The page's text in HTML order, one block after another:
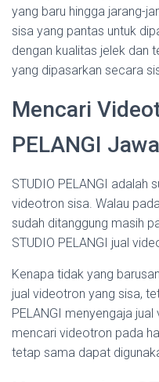
yang baru hingga jarang-
sisa yang pantas untuk
dengan kualitas jelek dan
yang dipasarkan secara
Mencari
PELANGI
STUDIO PELANGI adalah
videotron sisa. Walau
sudah ditanggung masih
STUDIO PELANGI jual
Kenapa tidak yang
jual videotron yang sisa,
PELANGI menyengaja
mencari videotron pada
tetap sama dapat